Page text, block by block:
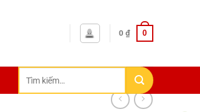
0 ₫ 0
kiếm: